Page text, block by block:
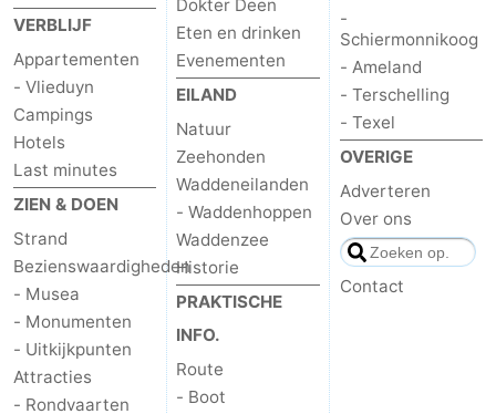
VERBLIJF
Appartementen
- Vlieduyn
Campings
Hotels
Last minutes
ZIEN & DOEN
Strand
Bezienswaardigheden
- Musea
- Monumenten
- Uitkijkpunten
Attracties
- Rondvaarten
Dokter Deen
Eten en drinken
Evenementen
EILAND
Natuur
Zeehonden
Waddeneilanden
- Waddenhoppen
Waddenzee
Historie
PRAKTISCHE
INFO.
Route
- Boot
-
Schiermonnikoog
- Ameland
- Terschelling
- Texel
OVERIGE
Adverteren
Over ons
Contact